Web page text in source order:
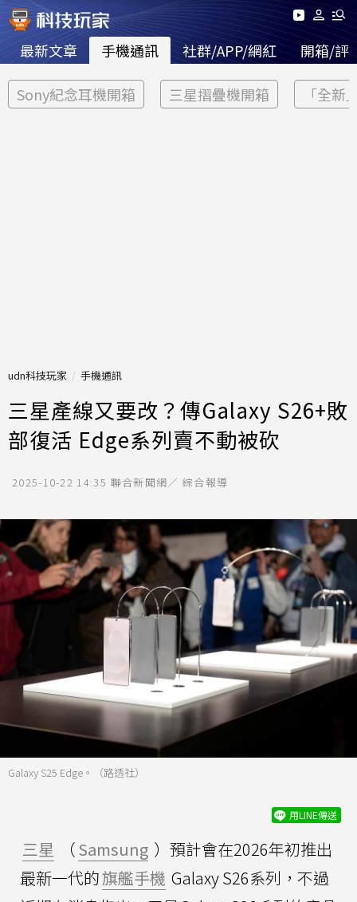
最新文章 手機通訊 社群/APP/網紅 開箱/評
Sony紀念耳機開箱 三星摺疊機開箱 「全新
udn科技玩家 手機通訊
三星產線又要改？傳Galaxy S26+敗
部復活 Edge系列賣不動被砍
2025-10-22 14:35 聯合新聞網／ 綜合報導
Galaxy S25 Edge。（路透社）
用LINE傳送
三星 （Samsung ）預計會在2026年初推出
最新一代的旗艦手機 Galaxy S26系列，不過